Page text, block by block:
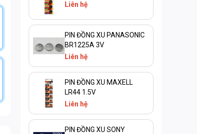
Liên hệ
PIN ĐỒNG XU PANASONIC
BR1225A 3V
Liên hệ
PIN ĐỒNG XU MAXELL
LR44 1.5V
Liên hệ
PIN ĐỒNG XU SONY